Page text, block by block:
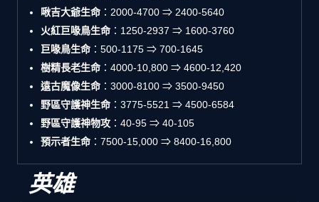
啾吉大爺生命 ：2000-4700 ⇒ 2400-5640
火紅巨喙鳥生命 ：1250-2937 ⇒ 1600-3760
巨喙鳥生命 ：500-1175 ⇒ 700-1645
樹精長老生命 ：4000-10,800 ⇒ 4600-12,420
遠古魔像生命 ：3000-8100 ⇒ 3500-9450
野區守護神生命 ：3775-5521 ⇒ 4500-6584
野區守護神物攻 ：40-95 ⇒ 40-105
預示者生命 ：7500-15,000 ⇒ 8400-16,800
英雄